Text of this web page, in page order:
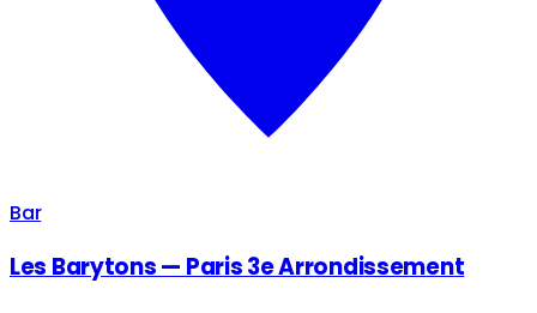
Bar
Les Barytons — Paris 3e Arrondissement